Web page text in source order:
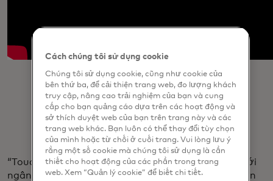
“Touch” được hình thành bởi Mastercard hợp tác với
ngân hàng Úc Westpac như một phần của nỗ lực lớn
Cách chúng tôi sử dụng cookie
Chúng tôi sử dụng cookie, cũng như cookie của
bên thứ ba, để cải thiện trang web, đo lượng khách
truy cập, nâng cao trải nghiệm của bạn và cung
cấp cho bạn quảng cáo dựa trên các hoạt động và
sở thích duyệt web của bạn trên trang này và các
trang web khác. Bạn luôn có thể thay đổi tùy chọn
của mình hoặc từ chối ở cuối trang. Vui lòng lưu ý
rằng một số cookie mà chúng tôi sử dụng là cần
thiết cho hoạt động của các phần trong trang
web. Xem “Quản lý cookie” để biết chi tiết.